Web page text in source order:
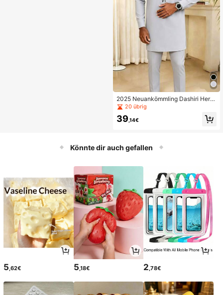
2025 Neuankömmling Dashiri Herre
n Set, grauer Rundhals Langarm Lu
zug, Hochzeit/Bankett Kaftan
20 übrig
39 ,14€
Könnte dir auch gefallen
5,62€ 5,18€ 2,78€